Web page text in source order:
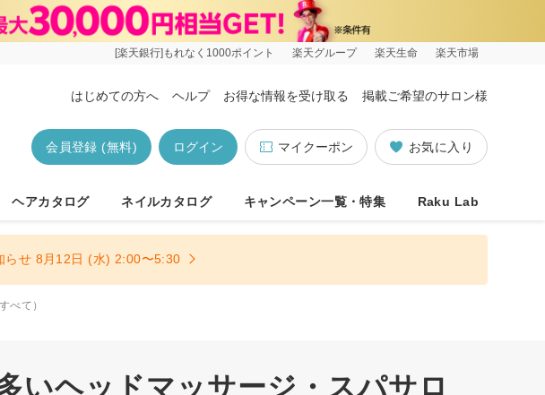
[楽天銀行]もれなく1000ポイント 楽天グループ 楽天生命 楽天市場
はじめての方へ ヘルプ お得な情報を受け取る 掲載ご希望のサロン様
お気に入り
マイクーポン
ログイン
会員登録 (無料)
ヘアカタログ ネイルカタログ キャンペーン一覧・特集 Raku Lab
らせ 8月12日 (水) 2:00〜5:30
べて）
いヘッドマッサージ・スパサロ